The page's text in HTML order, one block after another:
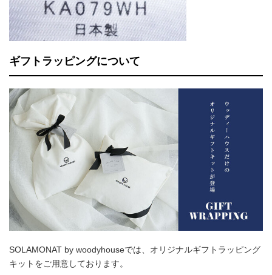
ギフトラッピングについて
SOLAMONAT by woodyhouseでは、オリジナルギフトラッピング
キットをご用意しております。